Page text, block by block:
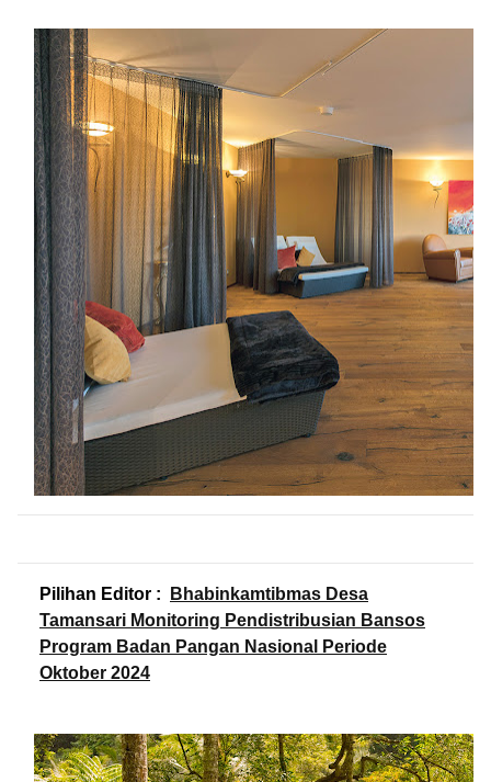
Pilihan Editor :
Bhabinkamtibmas Desa
Tamansari Monitoring Pendistribusian Bansos
Program Badan Pangan Nasional Periode
Oktober 2024